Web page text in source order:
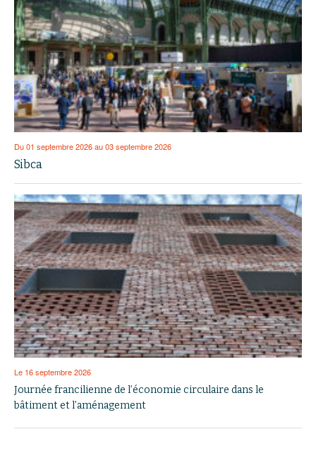
Du 01 septembre 2026 au 03 septembre 2026
Sibca
Le 16 septembre 2026
Journée francilienne de l’économie circulaire dans le
bâtiment et l’aménagement